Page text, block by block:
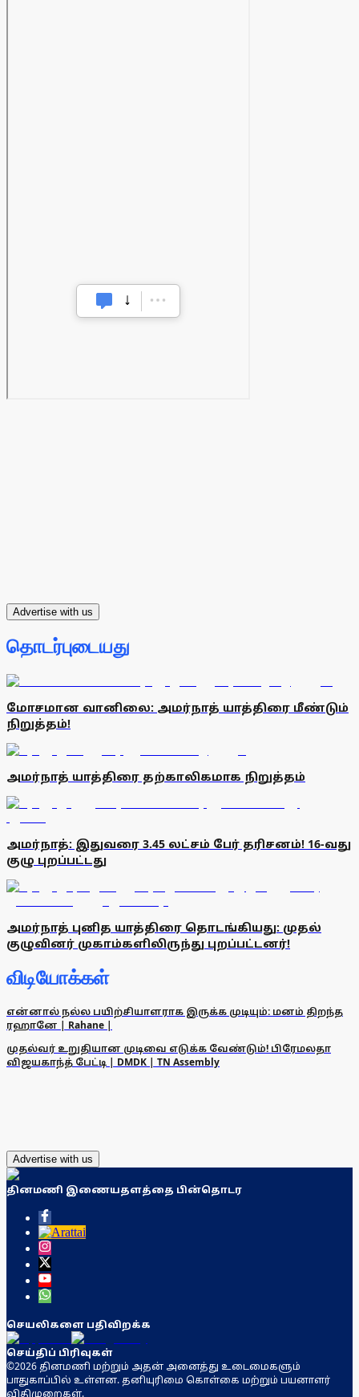
Advertise with us
தொடர்புடையது
மோசமான வானிலை: அமர்நாத் யாத்திரை மீண்டும்
நிறுத்தம்!
அமர்நாத் யாத்திரை தற்காலிகமாக நிறுத்தம்
அமர்நாத்: இதுவரை 3.45 லட்சம் பேர் தரிசனம்! 16-வது
குழு புறப்பட்டது
அமர்நாத் புனித யாத்திரை தொடங்கியது: முதல்
குழுவினர் முகாம்களிலிருந்து புறப்பட்டனர்!
விடியோக்கள்
என்னால் நல்ல பயிற்சியாளராக இருக்க முடியும்: மனம் திறந்த
ரஹானே | Rahane |
முதல்வர் உறுதியான முடிவை எடுக்க வேண்டும்! பிரேமலதா
விஜயகாந்த் பேட்டி | DMDK | TN Assembly
Advertise with us
தினமணி இணையதளத்தை பின்தொடர
செயலிகளை பதிவிறக்க
செய்திப் பிரிவுகள்
©2026 தினமணி மற்றும் அதன் அனைத்து உடைமைகளும்
பாதுகாப்பில் உள்ளன. தனியுரிமை கொள்கை மற்றும் பயனாளர்
விதிமுறைகள்.